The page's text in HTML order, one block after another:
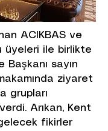
ACIKBAS ve
üyeleri ile birlikte
Başkanı sayın
ziyaret
grupları
Arıkan, Kent
fikirler